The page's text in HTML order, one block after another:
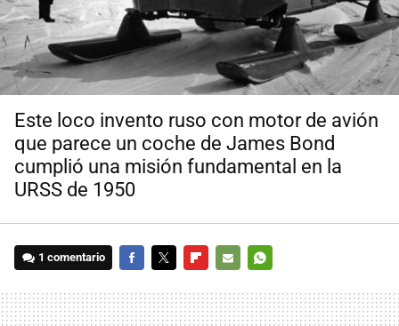
Este loco invento ruso con motor de avión
que parece un coche de James Bond
cumplió una misión fundamental en la
URSS de 1950
1 comentario
MAIL